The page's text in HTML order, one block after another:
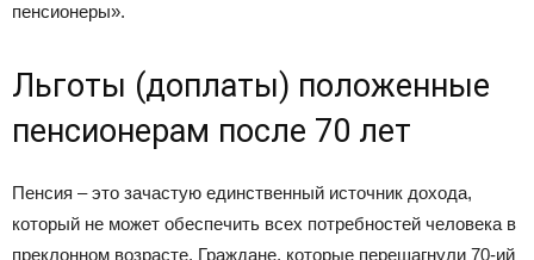
пенсионеры».
Льготы (доплаты) положенные
пенсионерам после 70 лет
Пенсия – это зачастую единственный источник дохода,
который не может обеспечить всех потребностей человека в
преклонном возрасте. Граждане, которые перешагнули 70-ий